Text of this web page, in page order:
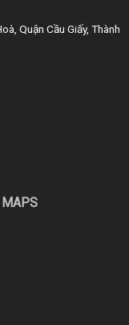
Quận Cầu Giấy, Thành
MAPS